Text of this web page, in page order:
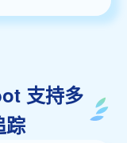
支持多
踪